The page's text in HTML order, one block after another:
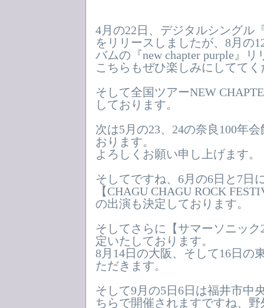
4月の22日、デジタルシングル
をリリースしましたが、8月の
バムの『new chapter purple』
こちらもぜひ楽しみにしててく
そして全国ツアーNEW
しております。
次は5月の23、24の奈良100年
おります。
よろしくお願い申し上げます。
そしてですね、6月の6日と7日
【CHAGU CHAGU ROCK
の出演も決定しております。
そしてさらに【サマーソニック
定いたしております。
8月14日の大阪、そして16日の
ただきます。
そして9月の5日6日は福井市中
ちらで開催されますですね、